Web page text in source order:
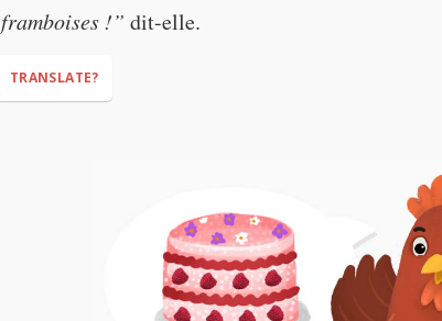
framboises !” dit-elle.
TRANSLATE?
"Hey friends! There are raspberries over there! We